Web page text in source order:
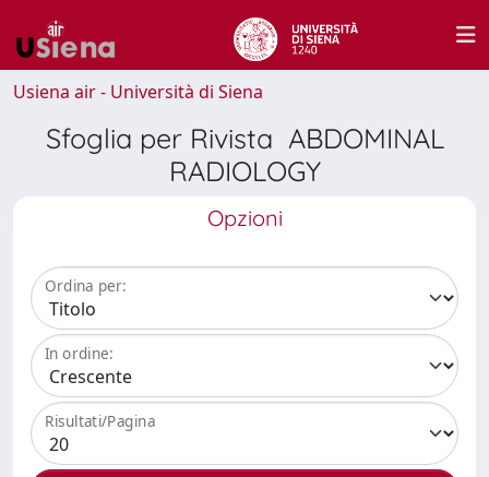
Usiena air - Università di Siena
Sfoglia per Rivista ABDOMINAL
RADIOLOGY
Opzioni
Ordina per:
In ordine:
Risultati/Pagina